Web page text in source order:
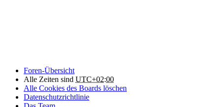
Foren-Übersicht
Alle Zeiten sind UTC+02:00
Alle Cookies des Boards löschen
Datenschutzrichtlinie